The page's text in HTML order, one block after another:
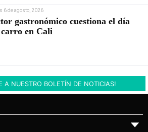
6 de agosto, 2026
gastronómico cuestiona el día
en Cali
A NUESTRO BOLETÍN DE NOTICIAS!
▼